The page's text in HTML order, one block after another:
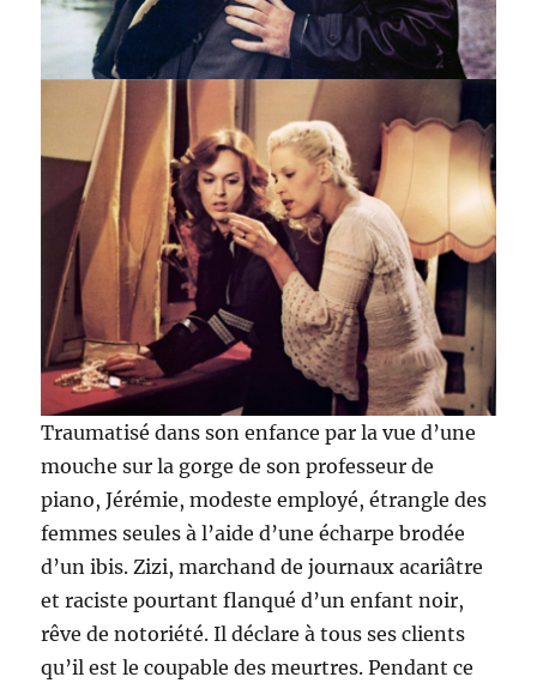
Traumatisé dans son enfance par la vue d’une
mouche sur la gorge de son professeur de
piano, Jérémie, modeste employé, étrangle des
femmes seules à l’aide d’une écharpe brodée
d’un ibis. Zizi, marchand de journaux acariâtre
et raciste pourtant flanqué d’un enfant noir,
rêve de notoriété. Il déclare à tous ses clients
qu’il est le coupable des meurtres. Pendant ce